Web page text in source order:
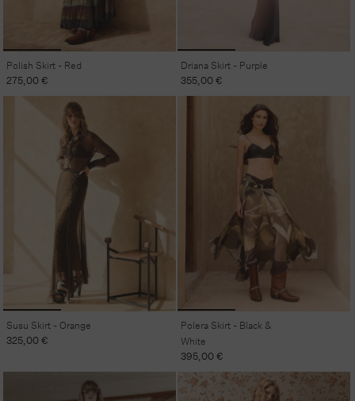
Polish Skirt - Red
Regular
price
275,00 €
Driana Skirt - Purple
Regular
price
355,00 €
Susu Skirt - Orange
Regular
325,00 €
Polera Skirt - Black &
White
Regular
price
395,00 €